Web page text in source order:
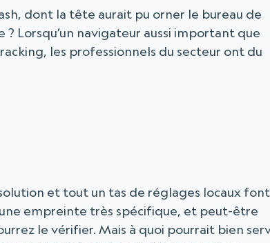
dont la tête aurait pu orner le bureau de
Lorsqu’un navigateur aussi important que
les professionnels du secteur ont du
et tout un tas de réglages locaux font
une empreinte très spécifique, et peut-être
le vérifier. Mais à quoi pourrait bien